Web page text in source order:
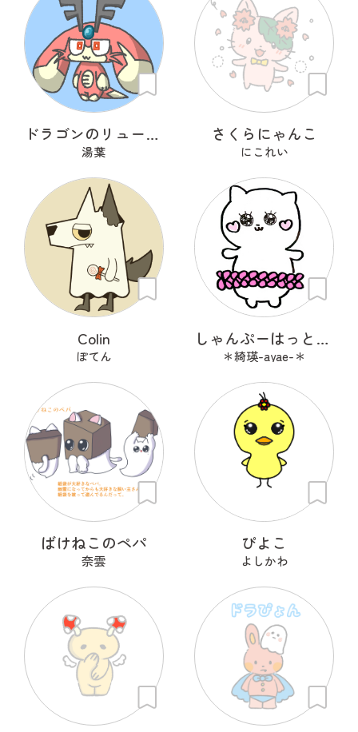
ドラゴンのリューリュ
湯葉
さくらにゃんこ
にこれい
Colin
ぽてん
しゃんぷーはっときゃっと
＊綺瑛-ayae-＊
ばけねこのペパ
奈雲
ぴよこ
よしかわ